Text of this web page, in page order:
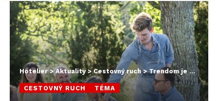
Hotelier> Aktuality>Cestovný ruch>Trendom je outdoor
CESTOVNÝ RUCH TÉMA